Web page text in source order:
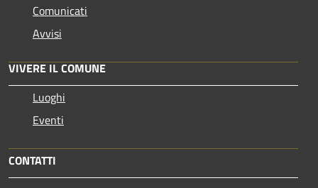
Comunicati
Avvisi
VIVERE IL COMUNE
Luoghi
Eventi
CONTATTI